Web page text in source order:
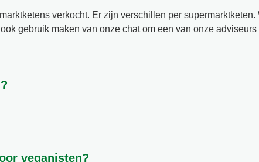
verkocht. Er zijn verschillen per
gebruik maken van onze chat om een van onze adviseurs
veganisten?